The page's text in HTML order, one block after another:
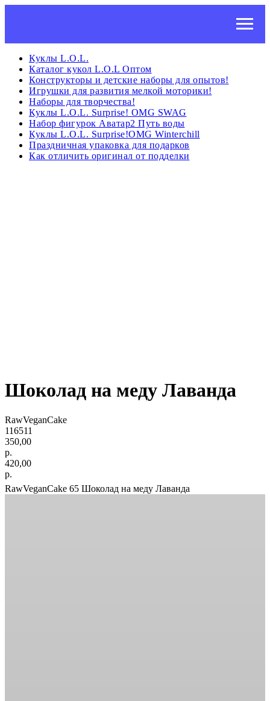
Куклы L.O.L.
Каталог кукол L.O.L Оптом
Конструкторы и детские наборы для опытов!
Игрушки для развития мелкой моторики!
Наборы для творчества!
Куклы L.O.L. Surprise! OMG SWAG
Набор фигурок Аватар2 Путь воды
Куклы L.O.L. Surprise!OMG Winterchill
Праздничная упаковка для подарков
Как отличить оригинал от подделки
Шоколад на меду Лаванда
RawVeganCake
116511
350,00
р.
420,00
р.
RawVeganCake 65 Шоколад на меду Лаванда